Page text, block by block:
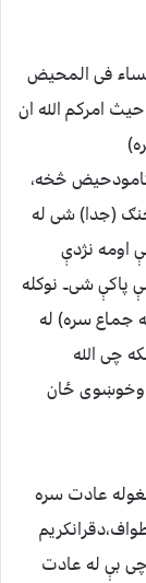
فی المحیض
امرکم الله ان
څخه،
(جدا) شی له
نژدې
پاکې شی۔ نوکله
جماع سره) له
چی الله
اوخوښوی ځان
عادت سره
بې له عادت